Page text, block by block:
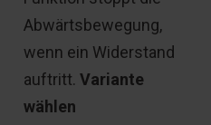
Abwärtsbewegung,
wenn ein Widerstand
auftritt. Variante
wählen